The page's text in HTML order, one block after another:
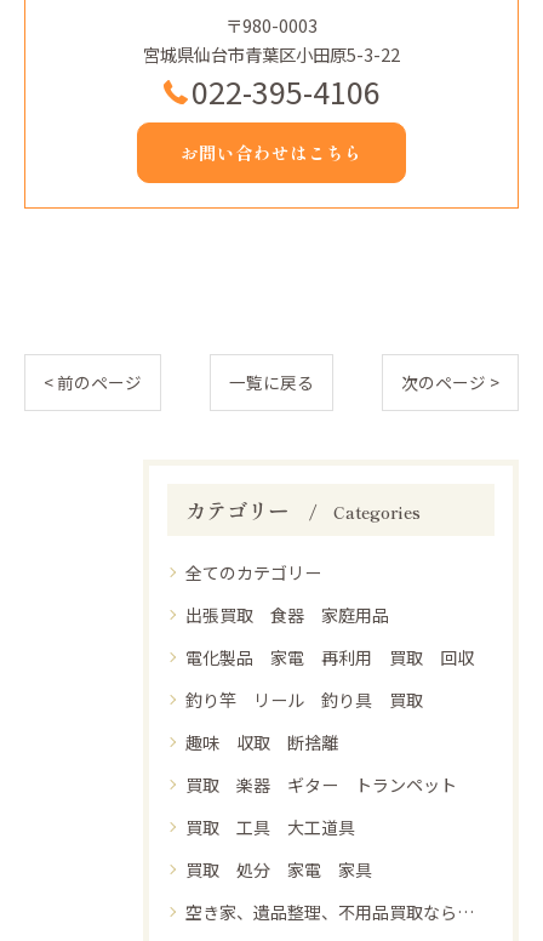
〒980-0003
宮城県仙台市青葉区小田原5-3-22
022-395-4106
お問い合わせはこちら
< 前のページ 一覧に戻る 次のページ >
カテゴリー Categories
全てのカテゴリー
出張買取 食器 家庭用品
電化製品 家電 再利用 買取 回収
釣り竿 リール 釣り具 買取
趣味 収取 断捨離
買取 楽器 ギター トランペット
買取 工具 大工道具
買取 処分 家電 家具
空き家、遺品整理、不用品買取なら鑑定堂にご相談ください 出張買取 即日現金支払い 見積無料